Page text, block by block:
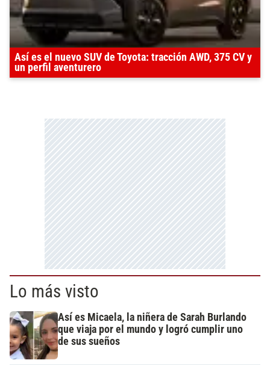
Así es el nuevo SUV de Toyota: tracción AWD, 375 CV y
un perfil aventurero
Lo más visto
Así es Micaela, la niñera de Sarah Burlando
que viaja por el mundo y logró cumplir uno
de sus sueños